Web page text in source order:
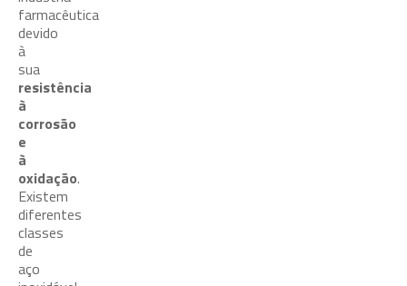
farmacêutica
devido
à
sua
resistência
à
corrosão
e
à
oxidação.
Existem
diferentes
classes
de
aço